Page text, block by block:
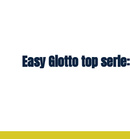
Easy Giotto top serie: